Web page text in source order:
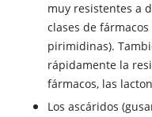
muy resistentes a
clases de
pirimidinas).
rápidamente la
fármacos, las
Los ascáridos